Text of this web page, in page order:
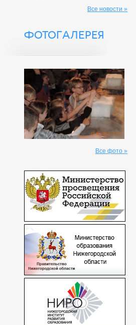
Все новости »
ФОТОГАЛЕРЕЯ
Все фото »